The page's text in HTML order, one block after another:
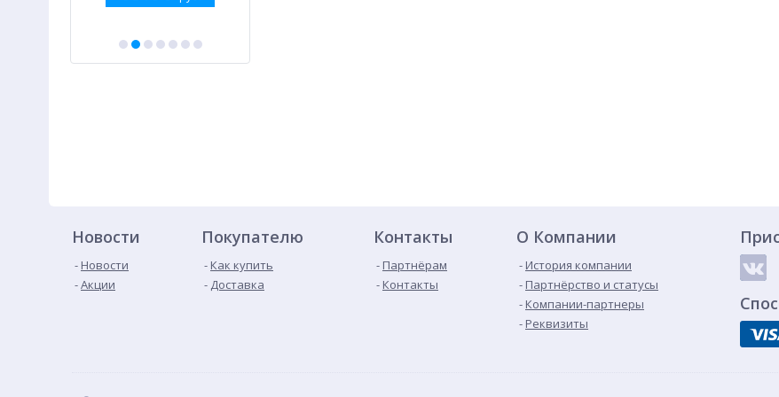
Новости
Новости
Акции
Покупателю
Как купить
Доставка
Контакты
Партнёрам
Контакты
О Компании
История компании
Партнёрство и статусы
Компании-партнеры
Реквизиты